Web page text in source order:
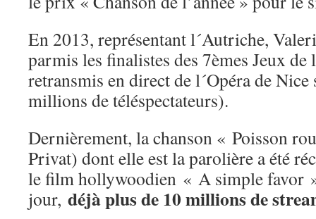
En 2013, représentant l´Autriche,
parmis les finalistes des 7èmes Jeux
retransmis en direct de l´Opéra de
millions de téléspectateurs).
Dernièrement, la chanson « Poisson
Privat) dont elle est la parolière a été
le film hollywoodien « A simple favor
jour, déjà plus de 10 millions de